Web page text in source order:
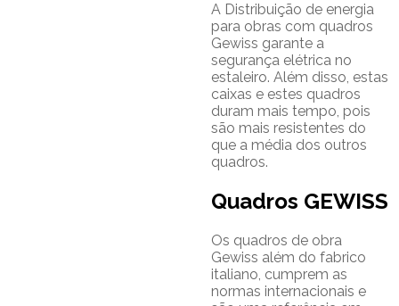
A Distribuição de energia
para obras com quadros
Gewiss garante a
segurança elétrica no
estaleiro. Além disso, estas
caixas e estes quadros
duram mais tempo, pois
são mais resistentes do
que a média dos outros
quadros.
Quadros GEWISS
Os quadros de obra
Gewiss além do fabrico
italiano, cumprem as
normas internacionais e